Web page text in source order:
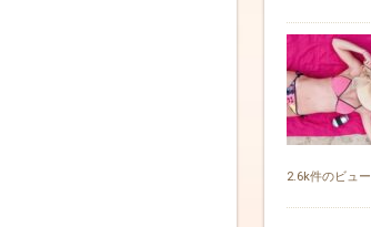
2.6k件のビュー